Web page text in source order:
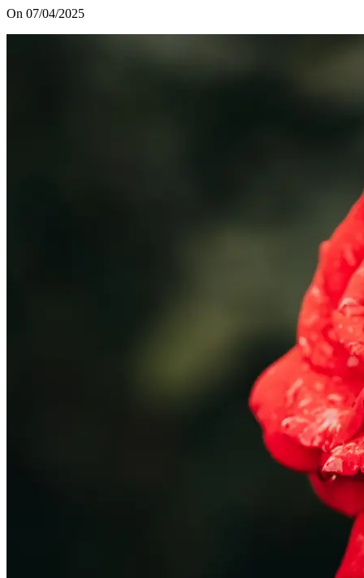
On 07/04/2025